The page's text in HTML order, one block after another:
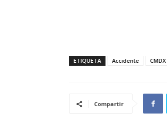
ETIQUETA Accidente CMDX
Compartir